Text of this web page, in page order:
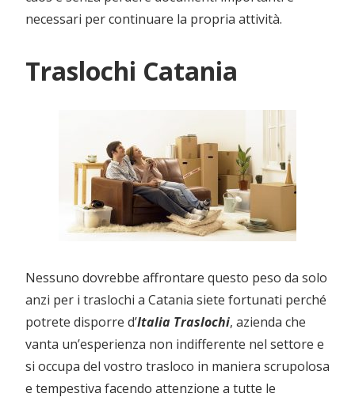
necessari per continuare la propria attività.
Traslochi Catania
Nessuno dovrebbe affrontare questo peso da solo
anzi per i traslochi a Catania siete fortunati perché
potrete disporre d’Italia Traslochi, azienda che
vanta un’esperienza non indifferente nel settore e
si occupa del vostro trasloco in maniera scrupolosa
e tempestiva facendo attenzione a tutte le